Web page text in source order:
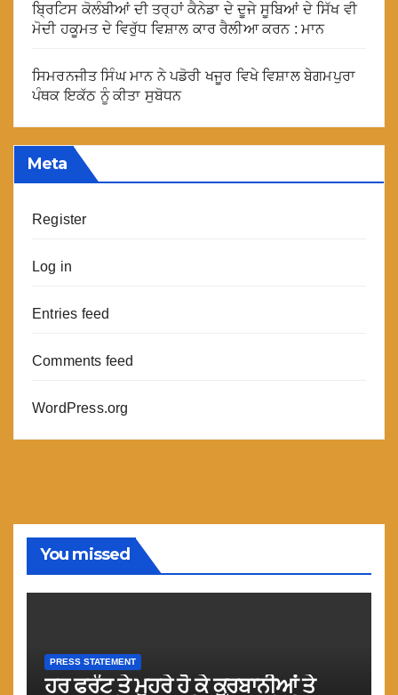
ਬ੍ਰਿਟਿਸ ਕੋਲੰਬੀਆਂ ਦੀ ਤਰ੍ਹਾਂ ਕੈਨੇਡਾ ਦੇ ਦੂਜੇ ਸੂਬਿਆਂ ਦੇ ਸਿੱਖ ਵੀ
ਮੋਦੀ ਹਕੂਮਤ ਦੇ ਵਿਰੁੱਧ ਵਿਸ਼ਾਲ ਕਾਰ ਰੈਲੀਆ ਕਰਨ : ਮਾਨ
ਸਿਮਰਨਜੀਤ ਸਿੰਘ ਮਾਨ ਨੇ ਪਡੋਰੀ ਖਜੂਰ ਵਿਖੇ ਵਿਸ਼ਾਲ ਬੇਗਮਪੁਰਾ
ਪੰਥਕ ਇਕੱਠ ਨੂੰ ਕੀਤਾ ਸੁਬੋਧਨ
Meta
Register
Log in
Entries feed
Comments feed
WordPress.org
You missed
PRESS STATEMENT
ਹਰ ਫਰੰਟ ਤੇ ਮੂਹਰੇ ਹੋ ਕੇ ਕੁਰਬਾਨੀਆਂ ਤੇ